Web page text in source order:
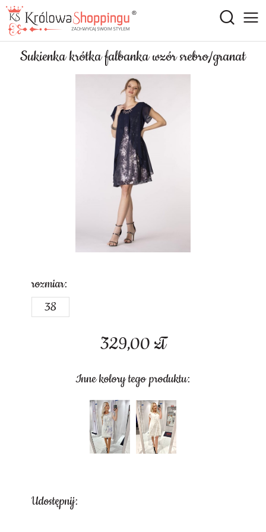
Sukienka krótka falbanka wzór srebro/granat
329,00 zł
Inne kolory tego produktu:
rozmiar:
38
Udostępnij: